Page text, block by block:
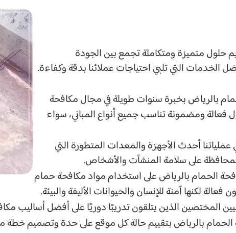
حلول متميزة ومتكاملة تجمع بين الجودة
الخدمات التي تلبي احتياجات عملائنا بدقة وكفاءة.
بالرياض​ بخبرة سنوات طويلة في مجال مكافحة
فعالة ومضمونة تناسب جميع أنواع المباني، سواء
أحدث الأجهزة والمعدات المتطورة التي
على سلامة المنشآت والأشخاص.
الحمام بالرياض​ على استخدام مواد مكافحة حمام
لكنها آمنة للإنسان والحيوانات الأليفة والبيئة.
المختصين الذين يتلقون تدريبًا دوريًا على أفضل أساليب
الحمام بالرياض​ بتقييم حالة كل موقع على حدة وتصميم